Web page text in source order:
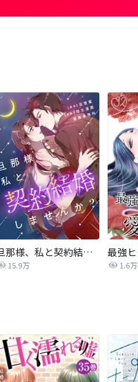
旦那様、私と契約結婚しませんか？【タテヨミ】
15.9万 1.6万